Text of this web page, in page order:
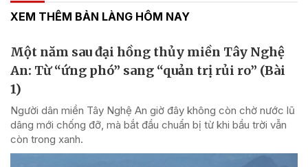
XEM THÊM BẢN LÀNG HÔM NAY
Một năm sau đại hồng thủy miền Tây Nghệ
An: Từ “ứng phó” sang “quản trị rủi ro” (Bài
1)
Người dân miền Tây Nghệ An giờ đây không còn chờ nước lũ
dâng mới chống đỡ, mà bắt đầu chuẩn bị từ khi bầu trời vẫn
còn trong xanh.